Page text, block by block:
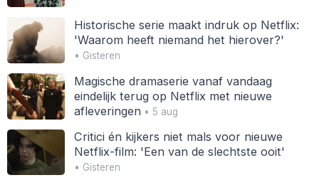
Historische serie maakt indruk op Netflix:
'Waarom heeft niemand het hierover?'
• Gisteren
Magische dramaserie vanaf vandaag
eindelijk terug op Netflix met nieuwe
afleveringen• 5 aug
Critici én kijkers niet mals voor nieuwe
Netflix-film: 'Een van de slechtste ooit'
• Gisteren